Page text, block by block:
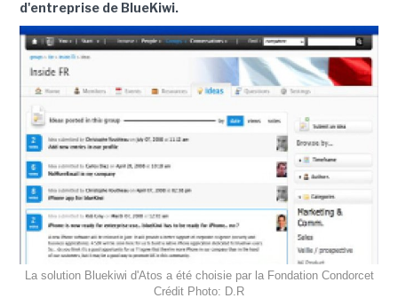
d'entreprise de BlueKiwi.
La solution Bluekiwi d'Atos a été choisie par la Fondation Condorcet
Crédit Photo: D.R